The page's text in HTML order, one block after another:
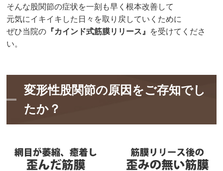
そんな股関節の症状を一刻も早く根本改善して
元気にイキイキした日々を取り戻していくために
ぜひ当院の 『カインド式筋膜リリース』 を受けてくださ
い。
変形性股関節の原因をご存知でし
たか？